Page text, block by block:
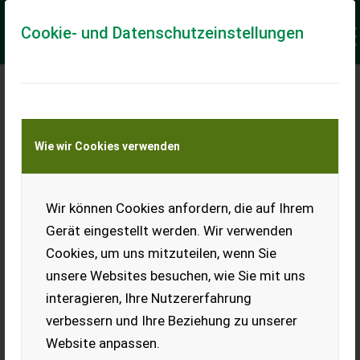
Cookie- und Datenschutzeinstellungen
Wie wir Cookies verwenden
Wir können Cookies anfordern, die auf Ihrem
Gerät eingestellt werden. Wir verwenden
Cookies, um uns mitzuteilen, wenn Sie
unsere Websites besuchen, wie Sie mit uns
interagieren, Ihre Nutzererfahrung
verbessern und Ihre Beziehung zu unserer
Website anpassen.
Meine Transportkostenanfrage
Transport von Land- und Baumaschinen –
KEINE Tiertransporte
Ladeort
Ort